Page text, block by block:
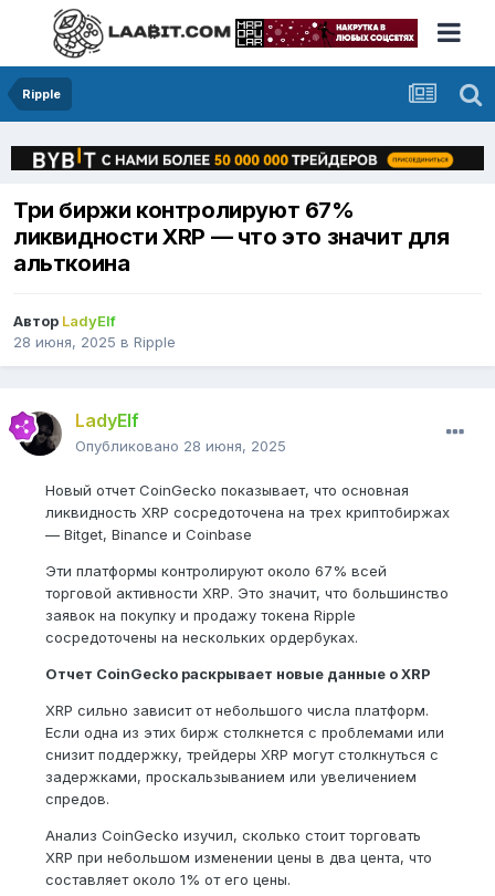
Ripple
Три биржи контролируют 67%
ликвидности XRP — что это значит для
альткоина
Автор LadyElf
28 июня, 2025 в Ripple
LadyElf
Опубликовано 28 июня, 2025
Новый отчет CoinGecko показывает, что основная
ликвидность XRP сосредоточена на трех криптобиржах
— Bitget, Binance и Coinbase
Эти платформы контролируют около 67% всей
торговой активности XRP. Это значит, что большинство
заявок на покупку и продажу токена Ripple
сосредоточены на нескольких ордербуках.
Отчет CoinGecko раскрывает новые данные о XRP
XRP сильно зависит от небольшого числа платформ.
Если одна из этих бирж столкнется с проблемами или
снизит поддержку, трейдеры XRP могут столкнуться с
задержками, проскальзыванием или увеличением
спредов.
Анализ CoinGecko изучил, сколько стоит торговать
XRP при небольшом изменении цены в два цента, что
составляет около 1% от его цены.